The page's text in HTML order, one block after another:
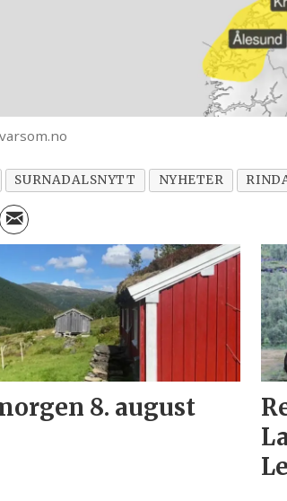
SURNADALSNYTT NYHETER
8. august